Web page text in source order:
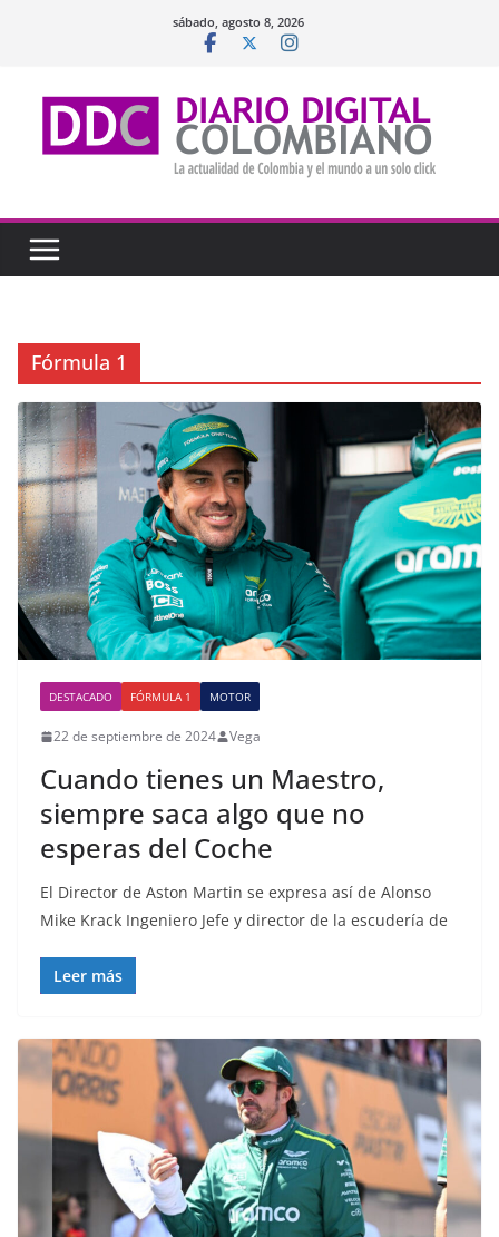
sábado, agosto 8, 2026
Fórmula 1
DESTACADO FÓRMULA 1 MOTOR
22 de septiembre de 2024 Vega
Cuando tienes un Maestro,
siempre saca algo que no
esperas del Coche
El Director de Aston Martin se expresa así de Alonso
Mike Krack Ingeniero Jefe y director de la escudería de
Leer más